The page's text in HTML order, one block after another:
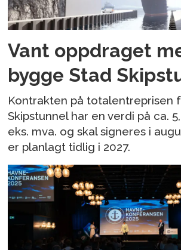
Vant oppdraget
bygge Stad
Kontrakten på totalentreprisen
Skipstunnel har en verdi på ca.
eks. mva. og skal signeres i
er planlagt tidlig i 2027.